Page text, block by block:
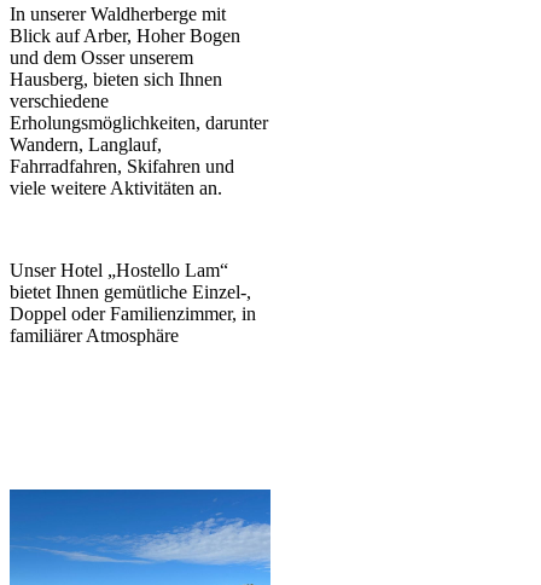
In unserer Waldherberge mit
Blick auf Arber, Hoher Bogen
und dem Osser unserem
Hausberg, bieten sich Ihnen
verschiedene
Erholungsmöglichkeiten, darunter
Wandern, Langlauf,
Fahrradfahren, Skifahren und
viele weitere Aktivitäten an.
Unser Hotel „Hostello Lam“
bietet Ihnen gemütliche Einzel-,
Doppel oder Familienzimmer, in
familiärer Atmosphäre